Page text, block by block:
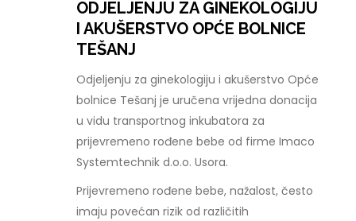
ODJELJENJU ZA GINEKOLOGIJU
I AKUŠERSTVO OPĆE BOLNICE
TEŠANJ
Odjeljenju za ginekologiju i akušerstvo Opće
bolnice Tešanj je uručena vrijedna donacija
u vidu transportnog inkubatora za
prijevremeno rođene bebe od firme Imaco
Systemtechnik d.o.o. Usora.
Prijevremeno rođene bebe, nažalost, često
imaju povećan rizik od različitih